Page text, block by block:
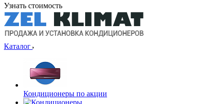
Узнать стоимость
Каталог
Кондиционеры по акции